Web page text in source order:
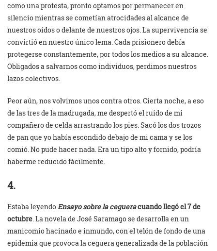
como una protesta, pronto optamos por permanecer en
silencio mientras se cometían atrocidades al alcance de
nuestros oídos o delante de nuestros ojos. La supervivencia se
convirtió en nuestro único lema. Cada prisionero debía
protegerse constantemente, por todos los medios a su alcance.
Obligados a salvarnos como individuos, perdimos nuestros
lazos colectivos.
Peor aún, nos volvimos unos contra otros. Cierta noche, a eso
de las tres de la madrugada, me despertó el ruido de mi
compañero de celda arrastrando los pies. Sacó los dos trozos
de pan que yo había escondido debajo de mi cama y se los
comió. No pude hacer nada. Era un tipo alto y fornido, podría
haberme reducido fácilmente.
4.
Estaba leyendoEnsayo sobre la cegueracuando llegó el 7 de
octubre. La novela de José Saramago se desarrolla en un
manicomio hacinado e inmundo, con el telón de fondo de una
epidemia que provoca la ceguera generalizada de la población